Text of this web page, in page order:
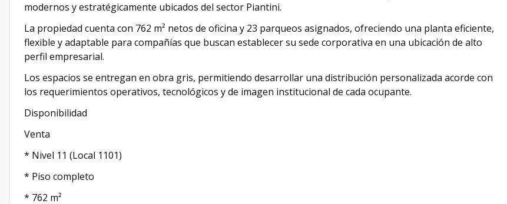
modernos y estratégicamente ubicados del sector Piantini.
La propiedad cuenta con 762 m² netos de oficina y 23 parqueos asignados, ofreciendo una planta eficiente,
flexible y adaptable para compañías que buscan establecer su sede corporativa en una ubicación de alto
perfil empresarial.
Los espacios se entregan en obra gris, permitiendo desarrollar una distribución personalizada acorde con
los requerimientos operativos, tecnológicos y de imagen institucional de cada ocupante.
Disponibilidad
Venta
* Nivel 11 (Local 1101)
* Piso completo
* 762 m²